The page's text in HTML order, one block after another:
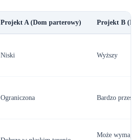
Projekt A (Dom parterowy) Projekt B
Niski Wyższy
Ograniczona Bardzo
Może